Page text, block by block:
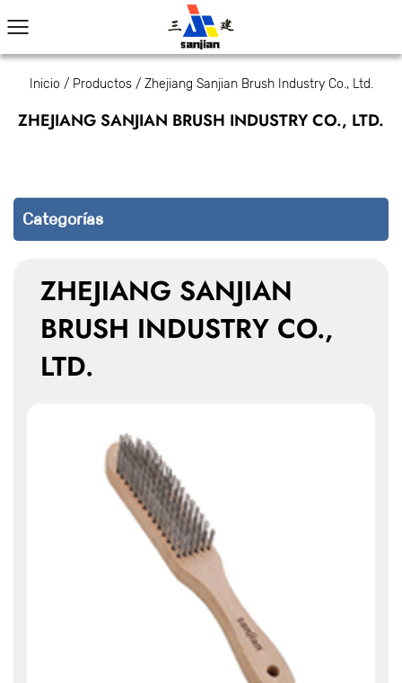
Inicio / Productos/ Zhejiang Sanjian Brush Industry Co., Ltd.
ZHEJIANG SANJIAN BRUSH INDUSTRY CO., LTD.
Categorías
ZHEJIANG SANJIAN
BRUSH INDUSTRY CO.,
LTD.